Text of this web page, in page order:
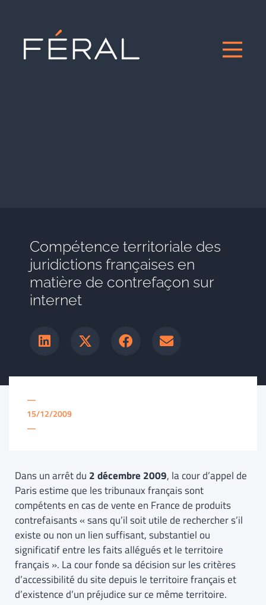
Compétence territoriale des
juridictions françaises en
matière de contrefaçon sur
internet
—
15/12/2009
—
Dans un arrêt du 2 décembre 2009, la cour d’appel de
Paris estime que les tribunaux français sont
compétents en cas de vente en France de produits
contrefaisants « sans qu’il soit utile de rechercher s’il
existe ou non un lien suffisant, substantiel ou
significatif entre les faits allégués et le territoire
français ». La cour fonde sa décision sur les critères
d’accessibilité du site depuis le territoire français et
d’existence d’un préjudice sur ce même territoire.